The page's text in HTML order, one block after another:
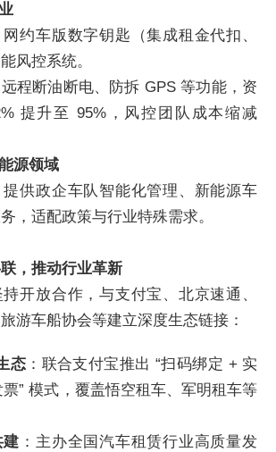
约车版数字钥匙（集成租金代扣、
风控系统。
程断油断电、防拆 GPS 等功能，资
提升至 95%，风控团队成本缩减
源领域
提供政企车队智能化管理、新能源车
，适配政策与行业特殊需求。
，推动行业革新
开放合作，与支付宝、北京速通、
游车船协会等建立深度生态链接：
态 ：联合支付宝推出 “扫码绑定 + 实
” 模式，覆盖悟空租车、军明租车等
建 ：主办全国汽车租赁行业高质量发